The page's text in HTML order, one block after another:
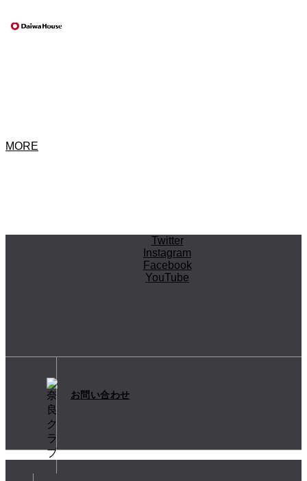
MORE
Twitter
Instagram
Facebook
YouTube
お問い合わせ